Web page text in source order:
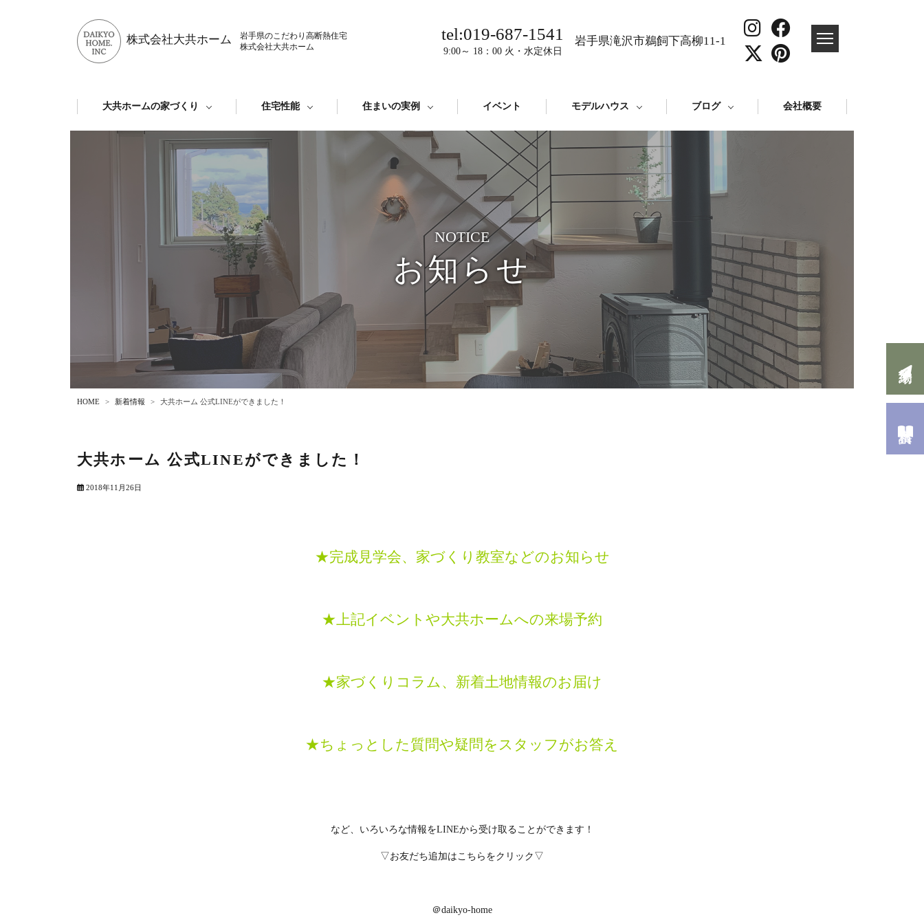
株式会社大共ホーム
岩手県のこだわり高断熱住宅
株式会社大共ホーム
tel:019-687-1541
9:00～ 18：00 火・水定休日
岩手県滝沢市鵜飼下高柳11-1
大共ホームの家づくり 住宅性能 住まいの実例 イベント モデルハウス ブログ 会社概要
お知らせ
NOTICE
HOME 新着情報 大共ホーム 公式LINEができました！
大共ホーム 公式LINEができました！
2018年11月26日
★完成見学会、家づくり教室などのお知らせ
★上記イベントや大共ホームへの来場予約
★家づくりコラム、新着土地情報のお届け
★ちょっとした質問や疑問をスタッフがお答え
など、いろいろな情報をLINEから受け取ることができます！
▽お友だち追加はこちらをクリック▽
＠daikyo-home